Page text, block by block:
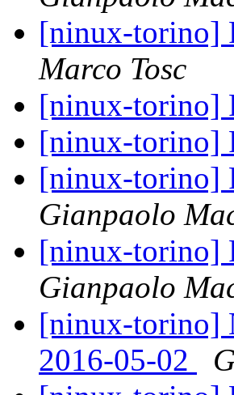
[ninux-torino]
Marco Tosc
[ninux-torino]
[ninux-torino]
[ninux-torino]
Gianpaolo
[ninux-torino]
Gianpaolo
[ninux-torino]
2016-05-02